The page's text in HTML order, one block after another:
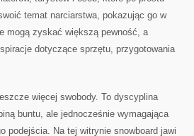
temat narciarstwa, pokazując go w
mogą zyskać większą pewność, a
dotyczące sprzętu, przygotowania
więcej swobody. To dyscyplina
buntu, ale jednocześnie wymagająca
podejścia. Na tej witrynie snowboard jawi